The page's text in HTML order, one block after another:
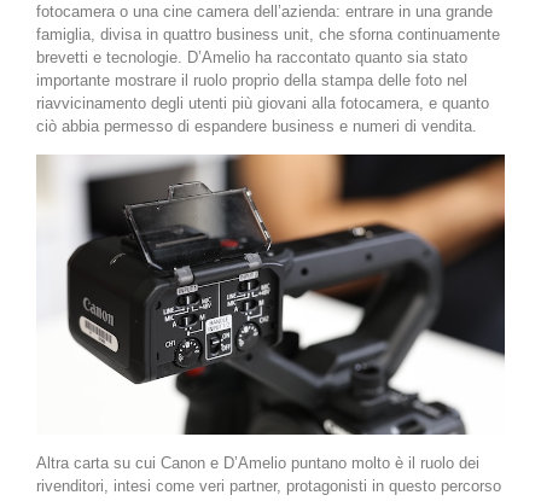
fotocamera o una cine camera dell’azienda: entrare in una grande
famiglia, divisa in quattro business unit, che sforna continuamente
brevetti e tecnologie. D’Amelio ha raccontato quanto sia stato
importante mostrare il ruolo proprio della stampa delle foto nel
riavvicinamento degli utenti più giovani alla fotocamera, e quanto
ciò abbia permesso di espandere business e numeri di vendita.
Altra carta su cui Canon e D’Amelio puntano molto è il ruolo dei
rivenditori, intesi come veri partner, protagonisti in questo percorso